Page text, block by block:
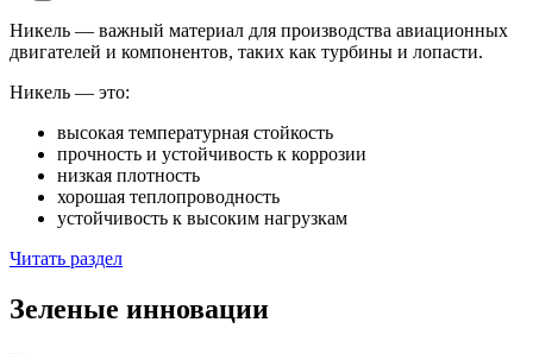
Никель — важный материал для производства авиационных
двигателей и компонентов, таких как турбины и лопасти.
Никель — это:
высокая температурная стойкость
прочность и устойчивость к коррозии
низкая плотность
хорошая теплопроводность
устойчивость к высоким нагрузкам
Читать раздел
Зеленые инновации